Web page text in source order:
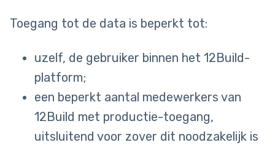
Toegang tot de data is beperkt tot:
uzelf, de gebruiker binnen het 12Build-
platform;
een beperkt aantal medewerkers van
12Build met productie-toegang,
uitsluitend voor zover dit noodzakelijk is